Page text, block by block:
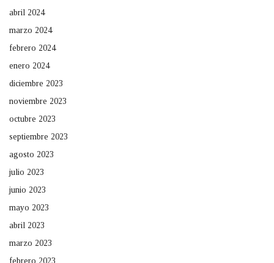
abril 2024
marzo 2024
febrero 2024
enero 2024
diciembre 2023
noviembre 2023
octubre 2023
septiembre 2023
agosto 2023
julio 2023
junio 2023
mayo 2023
abril 2023
marzo 2023
febrero 2023